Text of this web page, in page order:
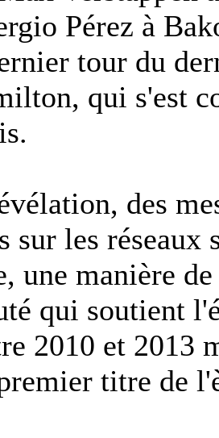
Pérez à
tour du
qui s'est
des
sur les
une manière
qui soutient
2010 et 2013
titre de